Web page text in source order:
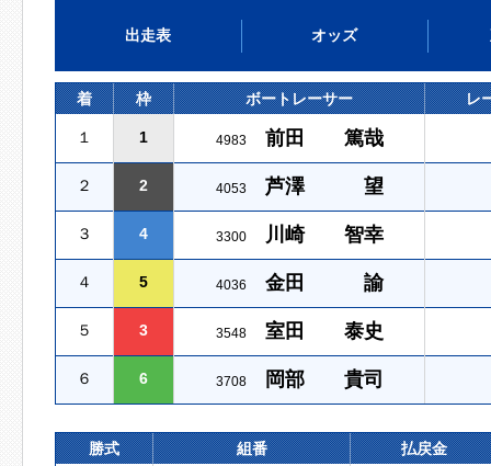
出走表 オッズ
着 枠 ボートレーサー レ
１ 1 4983 前田 篤哉
２ 2 4053 芦澤 望
３ 4 3300 川崎 智幸
４ 5 4036 金田 諭
５ 3 3548 室田 泰史
６ 6 3708 岡部 貴司
勝式 組番 払戻金